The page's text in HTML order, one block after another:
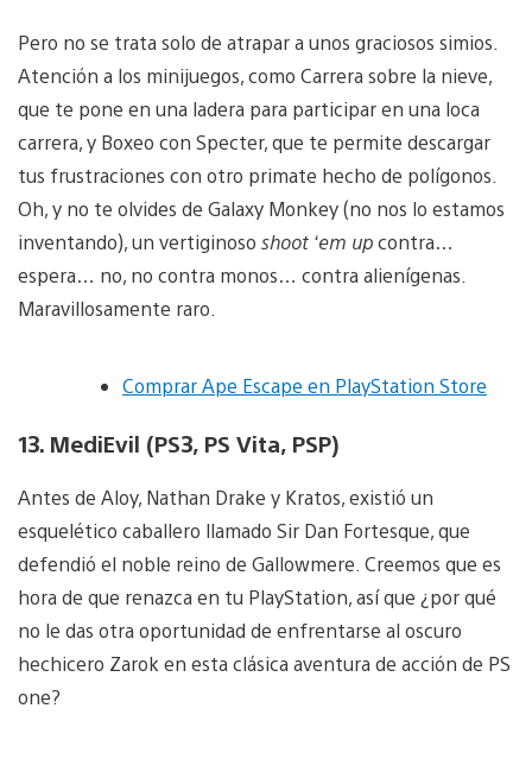
Pero no se trata solo de atrapar a unos graciosos simios.
Atención a los minijuegos, como Carrera sobre la nieve,
que te pone en una ladera para participar en una loca
carrera, y Boxeo con Specter, que te permite descargar
tus frustraciones con otro primate hecho de polígonos.
Oh, y no te olvides de Galaxy Monkey (no nos lo estamos
inventando), un vertiginoso shoot ‘em upcontra…
espera… no, no contra monos… contra alienígenas.
Maravillosamente raro.
Comprar Ape Escape en PlayStation Store
13. MediEvil (PS3, PS Vita, PSP)
Antes de Aloy, Nathan Drake y Kratos, existió un
esquelético caballero llamado Sir Dan Fortesque, que
defendió el noble reino de Gallowmere. Creemos que es
hora de que renazca en tu PlayStation, así que ¿por qué
no le das otra oportunidad de enfrentarse al oscuro
hechicero Zarok en esta clásica aventura de acción de PS
one?